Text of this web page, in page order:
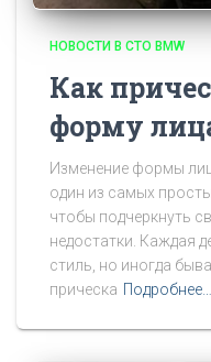
НОВОСТИ В СТО BMW
Как
форму
Изменение формы
один из самых
чтобы подчеркнуть
недостатки. Каждая
стиль, но иногда
прическа Подробнее…